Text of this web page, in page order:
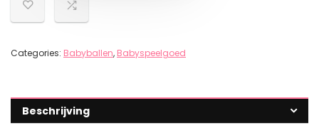
Categories: Babyballen, Babyspeelgoed
Beschrijving